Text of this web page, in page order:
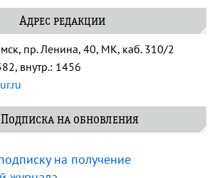
Адрес редакции
пр. Ленина, 40, МК, каб. 310/2
внутр.: 1456
Подписка на обновления
на получение